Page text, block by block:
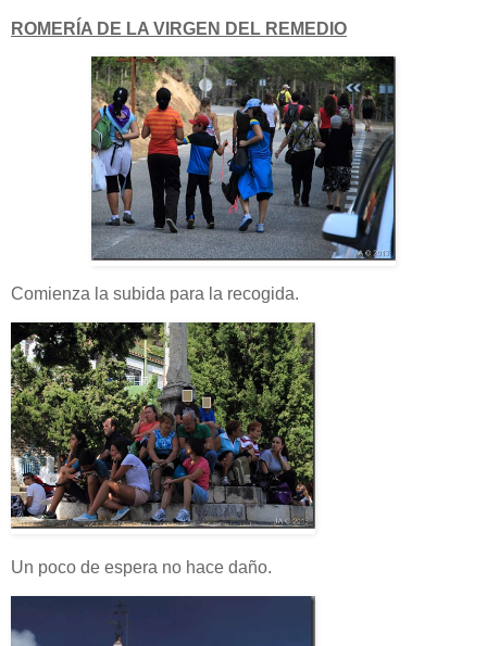
ROMERÍA DE LA VIRGEN DEL REMEDIO
Comienza la subida para la recogida.
Un poco de espera no hace daño.